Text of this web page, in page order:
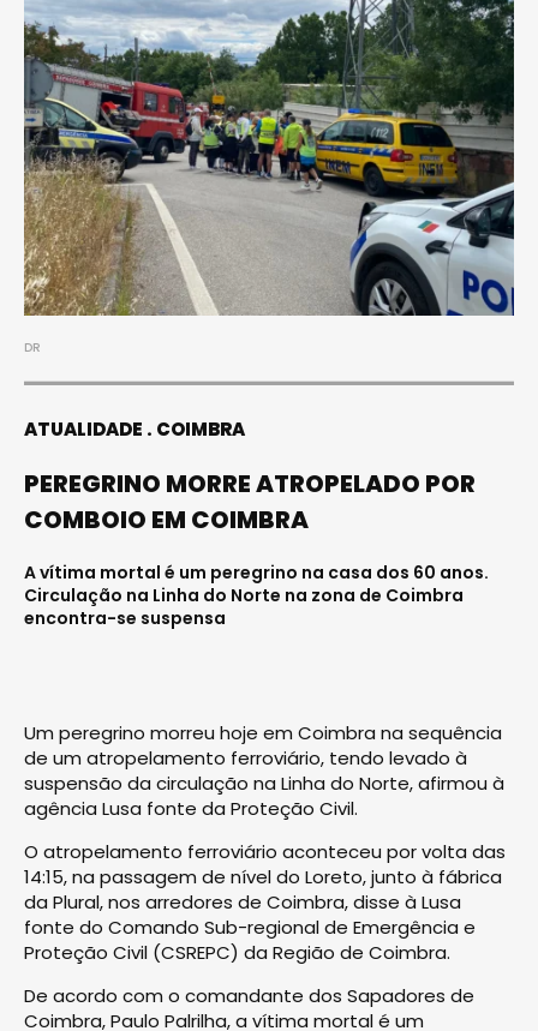
DR
ATUALIDADE COIMBRA
PEREGRINO MORRE ATROPELADO POR
COMBOIO EM COIMBRA
A vítima mortal é um peregrino na casa dos 60 anos.
Circulação na Linha do Norte na zona de Coimbra
encontra-se suspensa
Um peregrino morreu hoje em Coimbra na sequência
de um atropelamento ferroviário, tendo levado à
suspensão da circulação na Linha do Norte, afirmou à
agência Lusa fonte da Proteção Civil.
O atropelamento ferroviário aconteceu por volta das
14:15, na passagem de nível do Loreto, junto à fábrica
da Plural, nos arredores de Coimbra, disse à Lusa
fonte do Comando Sub-regional de Emergência e
Proteção Civil (CSREPC) da Região de Coimbra.
De acordo com o comandante dos Sapadores de
Coimbra, Paulo Palrilha, a vítima mortal é um